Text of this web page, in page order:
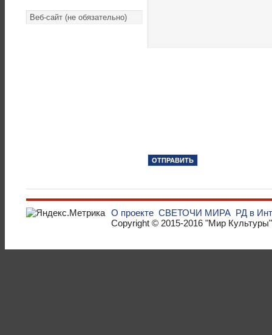
О проекте СВЕТОЧИ МИРА РД в
Copyright © 2015-2016 "Мир Культуры"